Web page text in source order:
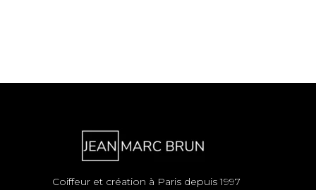
Coiffeur et création à Paris depuis 1997